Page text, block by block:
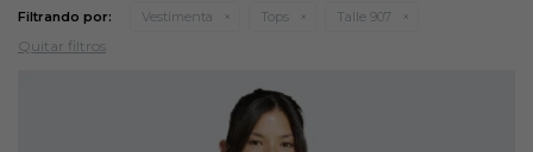
Filtrando por: Vestimenta Tops Talle 907
Quitar filtros